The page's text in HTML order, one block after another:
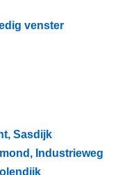
venster
Sasdijk
Industrieweg